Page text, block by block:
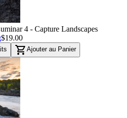
4 - Capture Landscapes
$19.00
shopping_cart Ajouter au Panier